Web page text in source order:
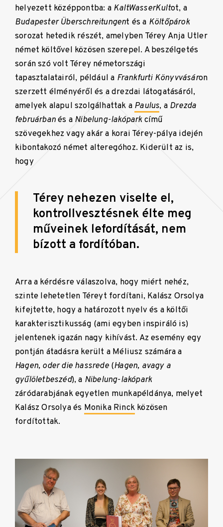
helyezett középpontba: a KaltWasserKultot, a
Budapester Überschreitungent és a Költőpárok
sorozat hetedik részét, amelyben Térey Anja Utler
német költővel közösen szerepel. A beszélgetés
során szó volt Térey németországi
tapasztalatairól, például a Frankfurti Könyvvásáron
szerzett élményéről és a drezdai látogatásáról,
amelyek alapul szolgálhattak a Paulus, a Drezda
februárbanés a Nibelung-lakóparkcímű
szövegekhez vagy akár a korai Térey-pálya idején
kibontakozó német alteregóhoz. Kiderült az is,
hogy
Térey nehezen viselte el,
kontrollvesztésnek élte meg
műveinek lefordítását, nem
bízott a fordítóban.
Arra a kérdésre válaszolva, hogy miért nehéz,
szinte lehetetlen Téreyt fordítani, Kalász Orsolya
kifejtette, hogy a határozott nyelv és a költői
karakterisztikusság (ami egyben inspiráló is)
jelentenek igazán nagy kihívást. Az esemény egy
pontján átadásra került a Méliusz számára a
Hagen, oder die hassrede(Hagen, avagy a
gyűlöletbeszéd), a Nibelung-lakópark
záródarabjának egyetlen munkapéldánya, melyet
Kalász Orsolya és Monika Rinck közösen
fordítottak.